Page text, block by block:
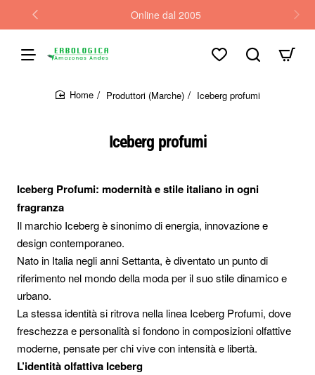
Online dal 2005
Iceberg profumi
Produttori (Marche) Iceberg profumi
Iceberg Profumi: modernità e stile italiano in ogni
fragranza
Il marchio Iceberg è sinonimo di energia, innovazione e
design contemporaneo.
Nato in Italia negli anni Settanta, è diventato un punto di
riferimento nel mondo della moda per il suo stile dinamico e
urbano.
La stessa identità si ritrova nella linea Iceberg Profumi, dove
freschezza e personalità si fondono in composizioni olfattive
moderne, pensate per chi vive con intensità e libertà.
L’identità olfattiva Iceberg